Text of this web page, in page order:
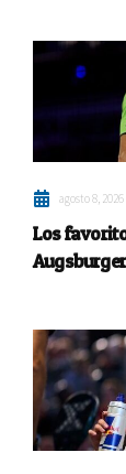
agosto 8, 2026
Los